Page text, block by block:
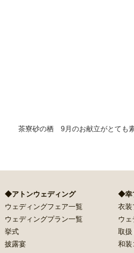
茶寮砂の栖 9月のお献立がとても
◆アトンウェディング
ウェディングフェア一覧
ウェディングプラン一覧
挙式
披露宴
◆幸
衣装
ウェ
取扱
和装